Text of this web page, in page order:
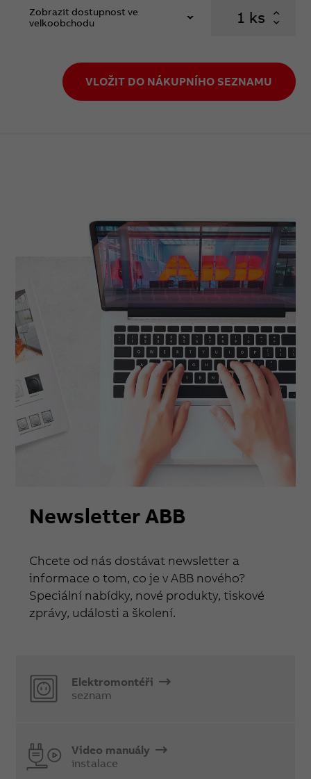
Zobrazit dostupnost ve
velkoobchodu
ks
VLOŽIT DO NÁKUPNÍHO SEZNAMU
Newsletter ABB
Chcete od nás dostávat newsletter a
informace o tom, co je v ABB nového?
Speciální nabídky, nové produkty, tiskové
zprávy, události a školení.
Elektromontéři
seznam
Video manuály
instalace